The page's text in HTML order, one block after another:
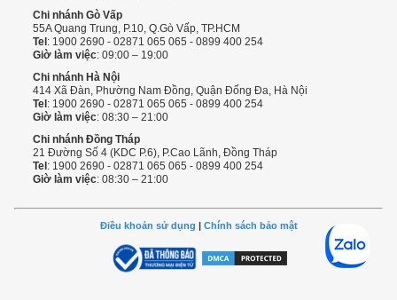
Chi nhánh Gò Vấp
55A Quang Trung, P.10, Q.Gò Vấp, TP.HCM
Tel : 1900 2690 - 02871 065 065 - 0899 400 254
Giờ làm việc: 09:00 – 19:00
Chi nhánh Hà Nội
414 Xã Đàn, Phường Nam Đồng, Quận Đống Đa, Hà Nội
Tel : 1900 2690 - 02871 065 065 - 0899 400 254
Giờ làm việc: 08:30 – 21:00
Chi nhánh Đồng Tháp
21 Đường Số 4 (KDC P.6), P.Cao Lãnh, Đồng Tháp
Tel : 1900 2690 - 02871 065 065 - 0899 400 254
Giờ làm việc: 08:30 – 21:00
Điều khoản sử dụng Chính sách bảo mật